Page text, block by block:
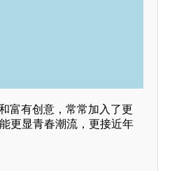
富有创意，常常加入了更
更显青春潮流，更接近年